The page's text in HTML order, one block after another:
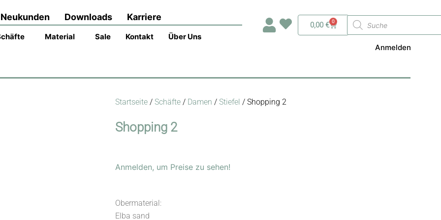
Neukunden Downloads Karriere
Material Sale Kontakt Über Uns
0,00 € 0 Warenkorb
Products
search
Anmelden
Startseite / Schäfte / Damen / Stiefel / Shopping 2
Shopping 2
Anmelden, um Preise zu sehen!
Obermaterial:
Elba sand